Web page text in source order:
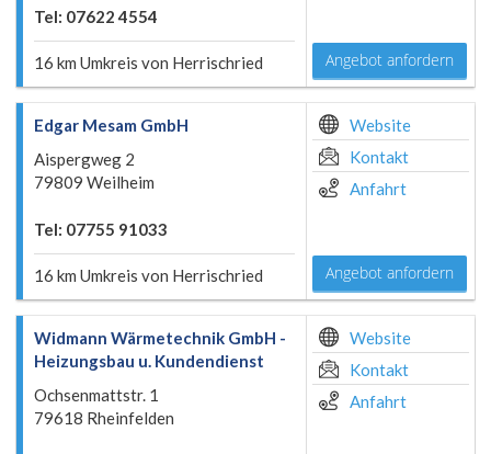
Tel: 07622 4554
16 km Umkreis von Herrischried Angebot anfordern
Edgar Mesam GmbH
Aispergweg 2
79809 Weilheim
Tel: 07755 91033
16 km Umkreis von Herrischried
Website
Kontakt
Anfahrt
Angebot anfordern
Widmann Wärmetechnik GmbH -
Heizungsbau u. Kundendienst
Ochsenmattstr. 1
79618 Rheinfelden
Website
Kontakt
Anfahrt